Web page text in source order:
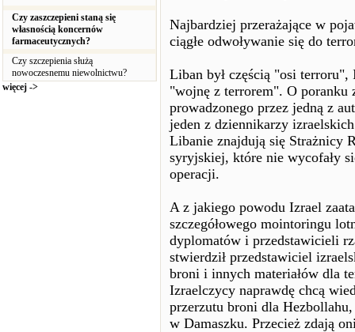
Czy zaszczepieni staną się
własnością koncernów
farmaceutycznych?
Czy szczepienia służą
nowoczesnemu niewolnictwu?
więcej ->
Najbardziej przerażające w
ciągłe odwoływanie się do
Liban był częścią "osi
"wojnę z terrorem". O poranku
prowadzonego przez jedną z
jeden z dziennikarzy
Libanie znajdują się Strażnicy
syryjskiej, które nie wycofały
operacji.
A z jakiego powodu Izrael
szczegółowego mointoringu
dyplomatów i przedstawicieli
stwierdził przedstawiciel
broni i innych materiałów dla
Izraelczycy naprawdę chcą
przerzutu broni dla
w Damaszku. Przecież zdają